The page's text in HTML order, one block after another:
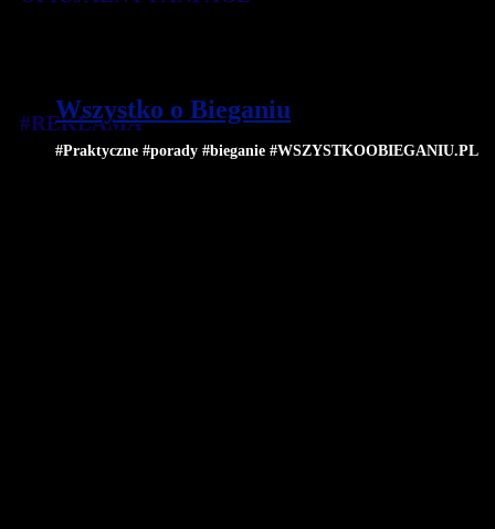
Wszystko o Bieganiu
#Praktyczne #porady #bieganie #WSZYSTKOOBIEGANIU.PL
#REKLAMA